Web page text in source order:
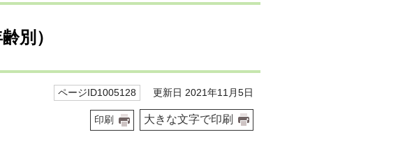
別）
ページID1005128 更新日 2021年11月5日
印刷 大きな文字で印刷